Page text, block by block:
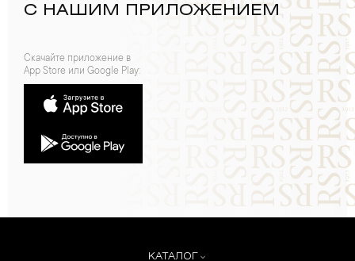
С НАШИМ ПРИЛОЖЕНИЕМ
Скачайте приложение в
App Store или Google Play:
КАТАЛОГ